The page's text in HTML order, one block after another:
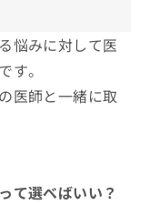
悩みに対して医
す。
医師と一緒に取
て選べばいい？